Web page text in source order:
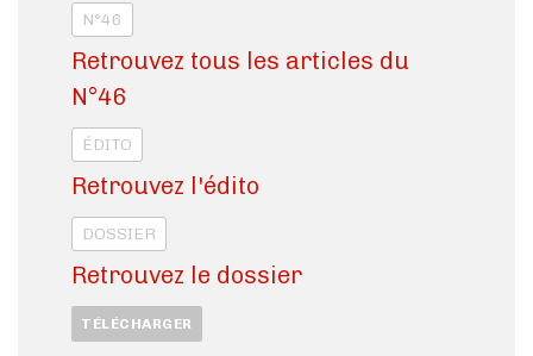
N°46
Retrouvez tous les articles du
N°46
ÉDITO
Retrouvez l'édito
DOSSIER
Retrouvez le dossier
TÉLÉCHARGER